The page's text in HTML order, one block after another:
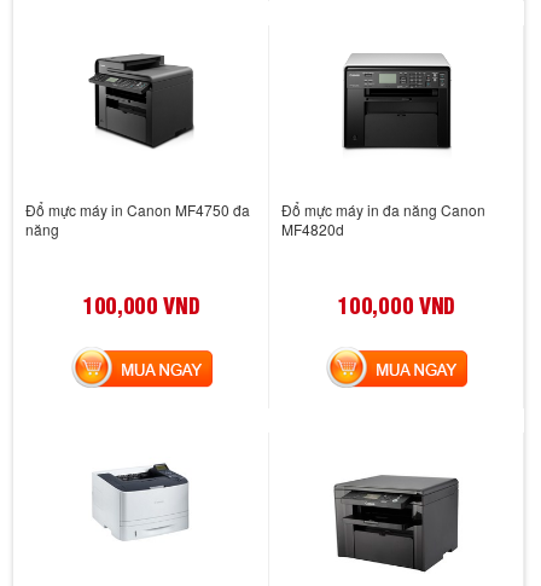
Đổ mực máy in Canon MF4750 đa
năng
100,000 VND
MUA NGAY
Đổ mực máy in đa năng Canon
MF4820d
100,000 VND
MUA NGAY